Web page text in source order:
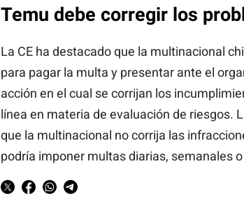
Temu debe corregir los
La CE ha destacado que la multinacional
para pagar la multa y presentar ante el
acción en el cual se corrijan los
línea en materia de evaluación de riesgos.
que la multinacional no corrija las
podría imponer multas diarias, semanales